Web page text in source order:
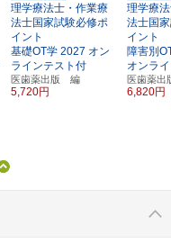
理学療法士・作業療
法士国家試験必修ポ
イント
基礎OT学 2027 オン
ラインテスト付
医歯薬出版 編
5,720円
理学療
法士国
イント
障害別
オンラ
医歯薬
6,820円